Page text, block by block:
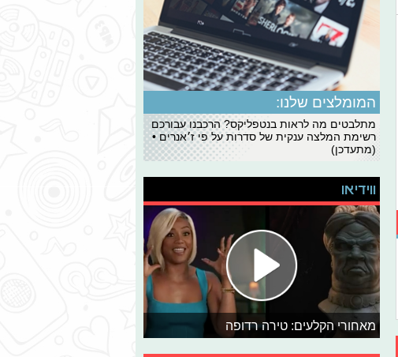
המומלצים שלנו:
מתלבטים מה לראות בנטפליקס? הרכבנו עבורכם
רשימת המלצה ענקית של סדרות על פי ז׳אנרים •
(מתעדכן)
ווידיאו
מאחורי הקלעים: טירה רדופה